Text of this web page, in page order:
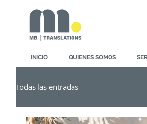
INICIO QUIENES SOMOS
Todas las entradas